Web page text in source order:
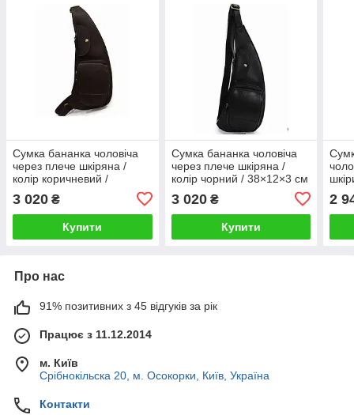
Сумка бананка чоловіча
через плече шкіряна /
колір коричневий /
3 020 ₴
Купити
Сумка бананка чоловіча
через плече шкіряна /
колір чорний / 38×12×3 см
3 020₴
Купити
2
Про нас
91% позитивних з 45 відгуків за рік
Працює з 11.12.2014
м. Київ
Срібнокільска 20, м. Осокорки, Київ, Україна
Контакти